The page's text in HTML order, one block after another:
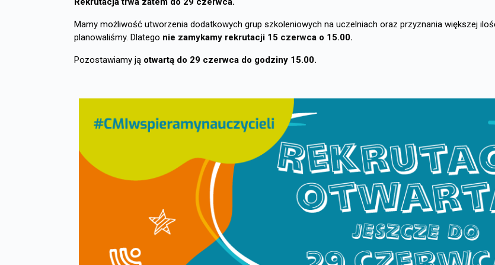
Mamy możliwość utworzenia dodatkowych grup szkoleniowych na uczelniach oraz przyznania większej
planowaliśmy. Dlatego nie zamykamy rekrutacji 15 czerwca o 15.00.
Pozostawiamy ją otwartą do 29 czerwca do godziny 15.00.